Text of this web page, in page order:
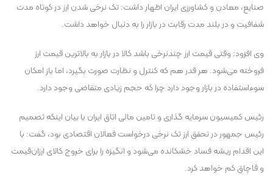
صنایع، معادن و کشاورزی ایران اظهار داشت: تک نرخی شدن ارز در کوتاه مدت
شفافیت و در بلند مدت رقابت در بازار را به دنبال خواهد داشت.
وی افزود: وقتی قیمت ارز چندنرخی باشد کالا در بازار به بالاترین قیمت ارز
فروخته می‌شود. هر قدر هم که کنترل و نظارت صورت بگیرد، اما باز امکان
سوءاستفاده در بازار وجود دارد چرا که حجم زیادی متقاضی وجود دارد.
رئیس کمیسیون سرمایه گذاری و تامین مالی اتاق ایران با بیان اینکه تصمیم
رئیس جمهور در تحقق ارز تک نرخی درخواست فعالان اقتصادی بود، گفت: با
این اقدام ریشه فساد خشکانده می‌شود و انگیزه را برای خروج کالای ارزان‌قیمت
و قاچاق کم خواهد کرد.